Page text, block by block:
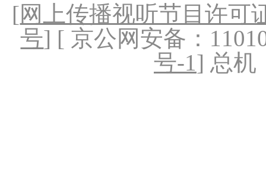
[网上传播视听节目许可
号] [ 京公网安备：
号-1] 总机